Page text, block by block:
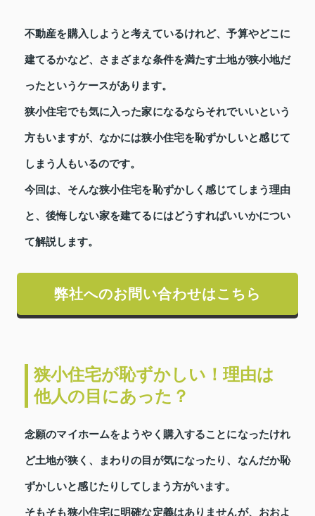
不動産を購入しようと考えているけれど、予算やどこに
建てるかなど、さまざまな条件を満たす土地が狭小地だ
ったというケースがあります。
狭小住宅でも気に入った家になるならそれでいいという
方もいますが、なかには狭小住宅を恥ずかしいと感じて
しまう人もいるのです。
今回は、そんな狭小住宅を恥ずかしく感じてしまう理由
と、後悔しない家を建てるにはどうすればいいかについ
て解説します。
弊社へのお問い合わせはこちら
狭小住宅が恥ずかしい！理由は
他人の目にあった？
念願のマイホームをようやく購入することになったけれ
ど土地が狭く、まわりの目が気になったり、なんだか恥
ずかしいと感じたりしてしまう方がいます。
そもそも狭小住宅に明確な定義はありませんが、おおよ